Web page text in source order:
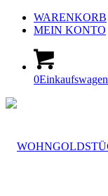
WARENKORB
MEIN KONTO
0Einkaufswagen